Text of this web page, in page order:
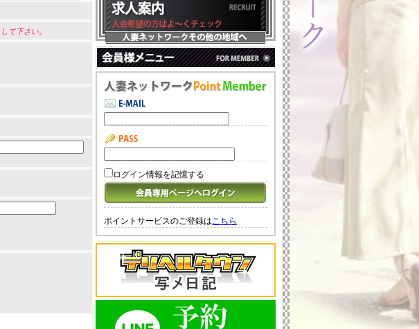
て下さい。
ログイン情報を記憶する
ポイントサービスのご登録はこちら